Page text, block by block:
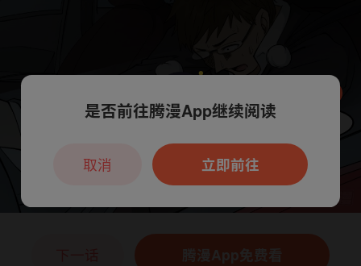
腾漫App免费看
本章节仅支持App阅读，可打开App新用
户7天免费看
是否前往腾漫App继续阅读
立即前往
取消